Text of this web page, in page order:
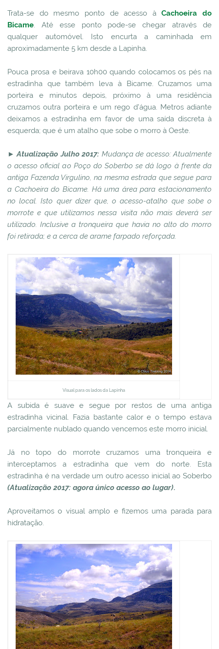
Trata-se do mesmo ponto de acesso àCachoeira do
Bicame. Até esse ponto pode-se chegar através de
qualquer automóvel. Isto encurta a caminhada em
aproximadamente 5 km desde a Lapinha.
Pouca prosa e beirava 10h00 quando colocamos os pés na
estradinha que também leva à Bicame. Cruzamos uma
porteira e minutos depois, próximo à uma residência
cruzamos outra porteira e um rego d'água. Metros adiante
deixamos a estradinha em favor de uma saída discreta à
esquerda; que é um atalho que sobe o morro à Oeste.
►Atualização Julho 2017: Mudança de acesso: Atualmente
o acesso oficial ao Poço do Soberbo se dá logo à frente da
antiga Fazenda Virgulino, na mesma estrada que segue para
a Cachoeira do Bicame. Há uma área para estacionamento
no local. Isto quer dizer que, o acesso-atalho que sobe o
morrote e que utilizamos nessa visita não mais deverá ser
utilizado. Inclusive a tronqueira que havia no alto do morro
foi retirada; e a cerca de arame farpado reforçada.
Visual para os lados da Lapinha
A subida é suave e segue por restos de uma antiga
estradinha vicinal. Fazia bastante calor e o tempo estava
parcialmente nublado quando vencemos este morro inicial.
Já no topo do morrote cruzamos uma tronqueira e
interceptamos a estradinha que vem do norte. Esta
estradinha é na verdade um outro acesso inicial ao Soberbo
(Atualização 2017: agora único acesso ao lugar).
Aproveitamos o visual amplo e fizemos uma parada para
hidratação.